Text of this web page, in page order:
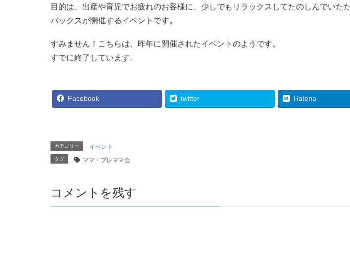
目的は、出産や育児でお疲れのお客様に、少しでもリラックスしてたのしんでい
バックスが開催するイベントです。
すみません！こちらは、昨年に開催されたイベントのようです。
すでに終了しています。
Facebook twitter Hatena
カテゴリー イベント
タグ ママ・プレママ会
コメントを残す